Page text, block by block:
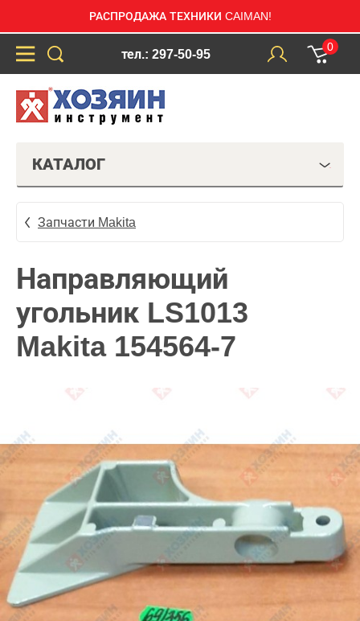
РАСПРОДАЖА ТЕХНИКИ CAIMAN!
тел.: 297-50-95
0
КАТАЛОГ
Запчасти Makita
Направляющий
угольник LS1013
Makita 154564-7